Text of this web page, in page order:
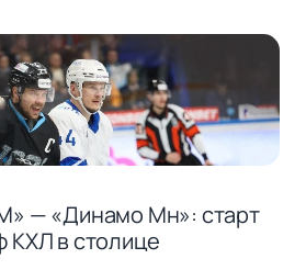
— «Динамо Мн»: старт
КХЛ в столице